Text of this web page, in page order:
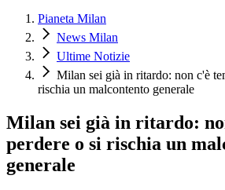
Pianeta Milan
News Milan
Ultime Notizie
Milan sei già in ritardo: non c'è
rischia un malcontento generale
Milan sei già in ritardo:
perdere o si rischia un
generale